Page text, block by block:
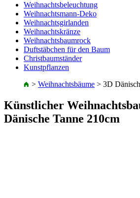
Weihnachtsbeleuchtung
Weihnachtsmann-Deko
Weihnachtsgirlanden
Weihnachtskränze
Weihnachtsbaumrock
Duftstäbchen für den Baum
Christbaumständer
Kunstpflanzen
> Weihnachtsbäume > 3D
Künstlicher
Dänische Tanne 210cm